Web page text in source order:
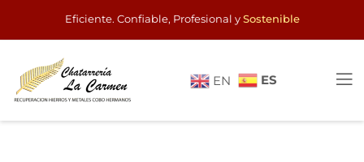
Eficiente. Confiable, Profesional ySostenible
EN ES